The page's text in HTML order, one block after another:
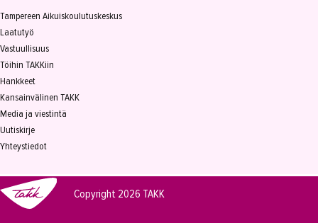
Tampereen Aikuiskoulutuskeskus
Laatutyö
Vastuullisuus
Töihin TAKKiin
Hankkeet
Kansainvälinen TAKK
Media ja viestintä
Uutiskirje
Yhteystiedot
Copyright 2026 TAKK